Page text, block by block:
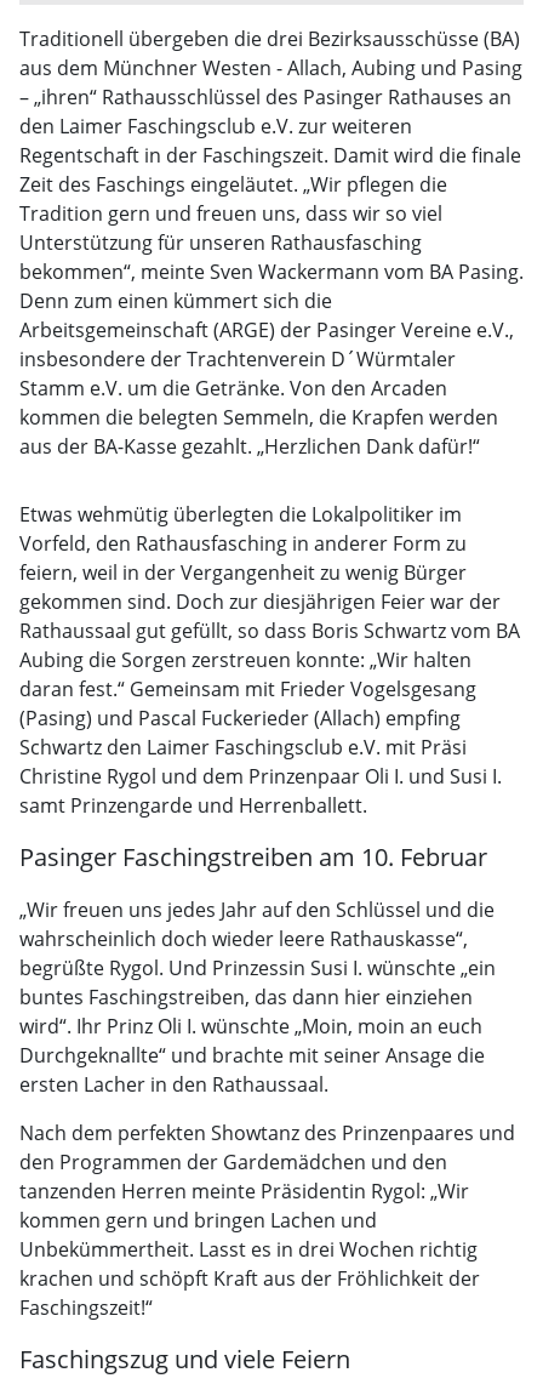
Traditionell übergeben die drei Bezirksausschüsse (BA)
aus dem Münchner Westen - Allach, Aubing und Pasing
– „ihren“ Rathausschlüssel des Pasinger Rathauses an
den Laimer Faschingsclub e.V. zur weiteren
Regentschaft in der Faschingszeit. Damit wird die finale
Zeit des Faschings eingeläutet. „Wir pflegen die
Tradition gern und freuen uns, dass wir so viel
Unterstützung für unseren Rathausfasching
bekommen“, meinte Sven Wackermann vom BA Pasing.
Denn zum einen kümmert sich die
Arbeitsgemeinschaft (ARGE) der Pasinger Vereine e.V.,
insbesondere der Trachtenverein D´Würmtaler
Stamm e.V. um die Getränke. Von den Arcaden
kommen die belegten Semmeln, die Krapfen werden
aus der BA-Kasse gezahlt. „Herzlichen Dank dafür!“
Etwas wehmütig überlegten die Lokalpolitiker im
Vorfeld, den Rathausfasching in anderer Form zu
feiern, weil in der Vergangenheit zu wenig Bürger
gekommen sind. Doch zur diesjährigen Feier war der
Rathaussaal gut gefüllt, so dass Boris Schwartz vom BA
Aubing die Sorgen zerstreuen konnte: „Wir halten
daran fest.“ Gemeinsam mit Frieder Vogelsgesang
(Pasing) und Pascal Fuckerieder (Allach) empfing
Schwartz den Laimer Faschingsclub e.V. mit Präsi
Christine Rygol und dem Prinzenpaar Oli I. und Susi I.
samt Prinzengarde und Herrenballett.
Pasinger Faschingstreiben am 10. Februar
„Wir freuen uns jedes Jahr auf den Schlüssel und die
wahrscheinlich doch wieder leere Rathauskasse“,
begrüßte Rygol. Und Prinzessin Susi I. wünschte „ein
buntes Faschingstreiben, das dann hier einziehen
wird“. Ihr Prinz Oli I. wünschte „Moin, moin an euch
Durchgeknallte“ und brachte mit seiner Ansage die
ersten Lacher in den Rathaussaal.
Nach dem perfekten Showtanz des Prinzenpaares und
den Programmen der Gardemädchen und den
tanzenden Herren meinte Präsidentin Rygol: „Wir
kommen gern und bringen Lachen und
Unbekümmertheit. Lasst es in drei Wochen richtig
krachen und schöpft Kraft aus der Fröhlichkeit der
Faschingszeit!“
Faschingszug und viele Feiern